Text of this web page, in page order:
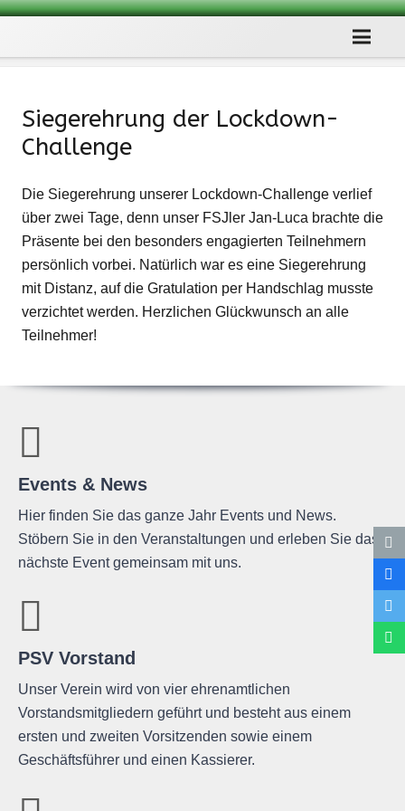
Sie­ger­eh­rung der Lockdown-
Challenge
Die Sie­ger­eh­rung unse­rer Lock­­down-Chal­l­enge ver­lief
über zwei Tage, denn unser FSJ­ler Jan-Luca brachte die
Prä­sente bei den beson­ders enga­gier­ten Teil­neh­mern
per­sön­lich vor­bei. Natür­lich war es eine Sie­ger­eh­rung
mit Distanz, auf die Gra­tu­la­tion per Hand­schlag musste
ver­zich­tet wer­den. Herz­li­chen Glück­wunsch an alle
Teilnehmer!
Events & News
Hier finden Sie das ganze Jahr Events und News.
Stöbern Sie in den Veranstaltungen und erleben Sie das
nächste Event gemeinsam mit uns.
PSV Vorstand
Unser Verein wird von vier ehrenamtlichen
Vorstandsmitgliedern geführt und besteht aus einem
ersten und zweiten Vorsitzenden sowie einem
Geschäftsführer und einen Kassierer.